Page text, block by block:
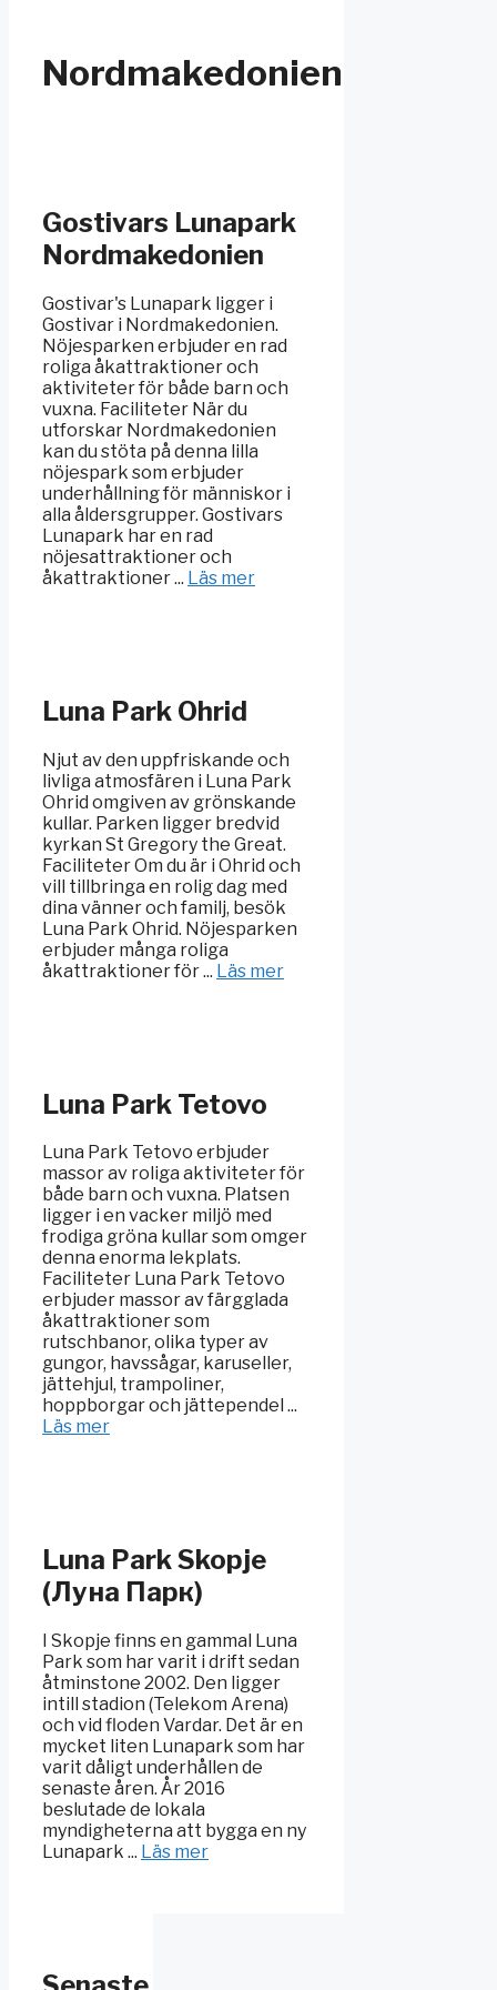
Nordmakedonien
Gostivars Lunapark
Nordmakedonien
Gostivar's Lunapark ligger i
Gostivar i Nordmakedonien.
Nöjesparken erbjuder en rad
roliga åkattraktioner och
aktiviteter för både barn och
vuxna. Faciliteter När du
utforskar Nordmakedonien
kan du stöta på denna lilla
nöjespark som erbjuder
underhållning för människor i
alla åldersgrupper. Gostivars
Lunapark har en rad
nöjesattraktioner och
åkattraktioner ... Läs mer
Luna Park Ohrid
Njut av den uppfriskande och
livliga atmosfären i Luna Park
Ohrid omgiven av grönskande
kullar. Parken ligger bredvid
kyrkan St Gregory the Great.
Faciliteter Om du är i Ohrid och
vill tillbringa en rolig dag med
dina vänner och familj, besök
Luna Park Ohrid. Nöjesparken
erbjuder många roliga
åkattraktioner för ... Läs mer
Luna Park Tetovo
Luna Park Tetovo erbjuder
massor av roliga aktiviteter för
både barn och vuxna. Platsen
ligger i en vacker miljö med
frodiga gröna kullar som omger
denna enorma lekplats.
Faciliteter Luna Park Tetovo
erbjuder massor av färgglada
åkattraktioner som
rutschbanor, olika typer av
gungor, havssågar, karuseller,
jättehjul, trampoliner,
hoppborgar och jättependel ...
Läs mer
Luna Park Skopje
(Луна Парк)
I Skopje finns en gammal Luna
Park som har varit i drift sedan
åtminstone 2002. Den ligger
intill stadion (Telekom Arena)
och vid floden Vardar. Det är en
mycket liten Lunapark som har
varit dåligt underhållen de
senaste åren. År 2016
beslutade de lokala
myndigheterna att bygga en ny
Lunapark ... Läs mer